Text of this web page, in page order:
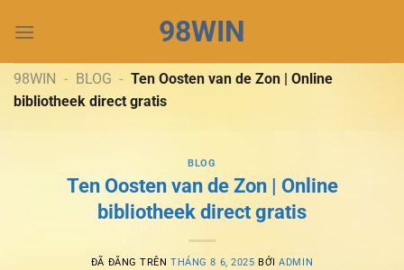
đến
dung
98WIN
98WIN - BLOG - Ten Oosten van de Zon | Online
bibliotheek direct gratis
BLOG
Ten Oosten van de Zon | Online
bibliotheek direct gratis
ĐÃ ĐĂNG TRÊNTHÁNG 8 6, 2025 BỞIADMIN